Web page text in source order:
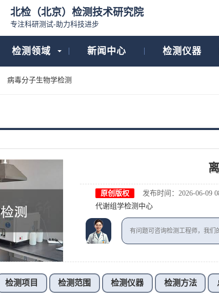
北检（北京）检测技术研究院
专注科研测试-助力科技进步
检测领域 新闻中心 检测仪器
病毒分子生物学检测
原创版权 发布时间：2026-06-09
代谢组学检测中心
有问题可咨询检测工程师，我
检测项目 检测范围 检测仪器 检测方法